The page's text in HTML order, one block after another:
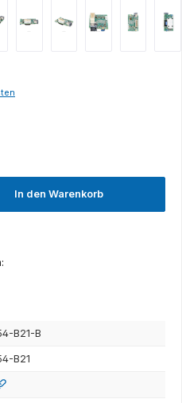
In den Warenkorb
B21-B
B21